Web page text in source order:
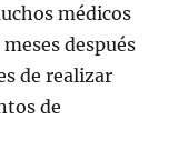
médicos
después
de realizar
de